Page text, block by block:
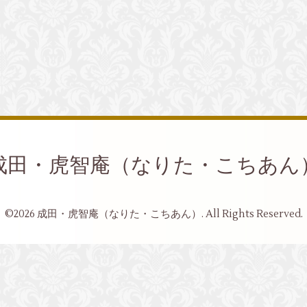
田・虎智庵（なりた・こちあん
©2026 成田・虎智庵（なりた・こちあん） . All Rights Reserved.